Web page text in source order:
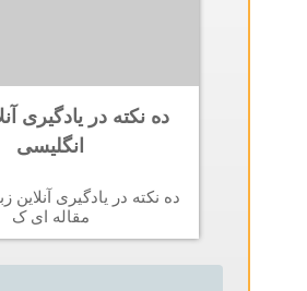
ده نکته در یادگیری
انگلیسی
ده نکته در یادگیری آنلاین
مقاله ای ک